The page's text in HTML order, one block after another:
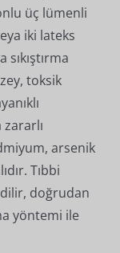
üç lümenli
iki lateks
toksik
arsenik
Tıbbi
doğrudan
yöntemi ile